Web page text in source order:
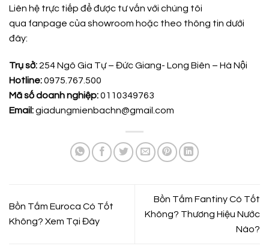
Liên hệ trực tiếp để được tư vấn với chúng tôi
qua fanpage của showroom hoặc theo thông tin dưới
đây:
Trụ sở: 254 Ngô Gia Tự – Đức Giang- Long Biên – Hà Nội
Hotline:0975.767.500
Mã số doanh nghiệp:0110349763
Email:giadungmienbachn@gmail.com
Bồn Tắm Euroca Có Tốt
Không? Xem Tại Đây
Bồn Tắm Fantiny Có Tốt
Không? Thương Hiệu Nước
Nào?